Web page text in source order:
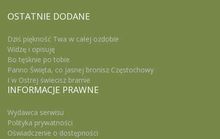
OSTATNIE DODANE
Dziś piękność Twa w całej ozdobie
Widzę i opisuję
Bo tęsknie po tobie
Panno Święta, co jasnej bronisz Częstochowy
I w Ostrej świecisz bramie
INFORMACJE PRAWNE
Wydawca serwisu
Polityka prywatności
Oświadczenie o dostępności